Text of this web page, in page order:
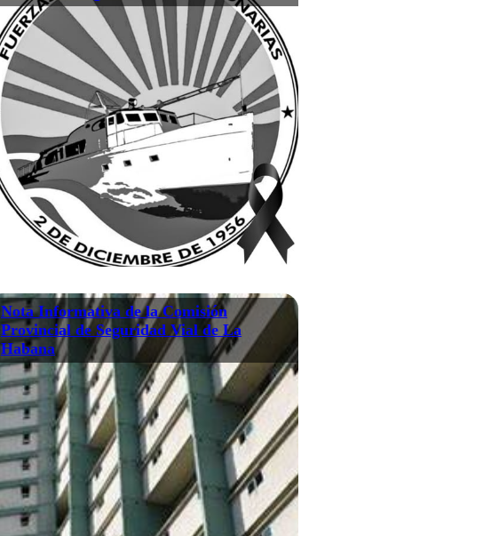
Nota Informativa de la Comisión
Provincial de Seguridad Vial de La
Habana